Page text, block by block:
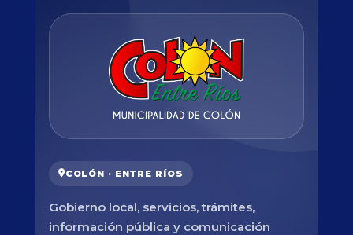
COLÓN · ENTRE RÍOS
Gobierno local, servicios, trámites,
información pública y comunicación